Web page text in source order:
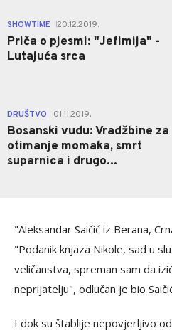
SHOWTIME 20.12.2019.
Priča o pjesmi: "Jefimija" -
Lutajuća srca
DRUŠTVO 01.11.2019.
Bosanski vudu: Vradžbine za
otimanje momaka, smrt
suparnica i drugo...
"Aleksandar Saičić iz Berana,
"Podanik knjaza Nikole, sad u
veličanstva, spreman sam da
neprijatelju", odlučan je bio
I dok su štablije nepovjerljivo